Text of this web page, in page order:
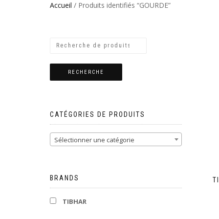
Accueil / Produits identifiés “GOURDE”
RECHERCHE
CATÉGORIES DE PRODUITS
Sélectionner une catégorie
BRANDS
TIBHAR